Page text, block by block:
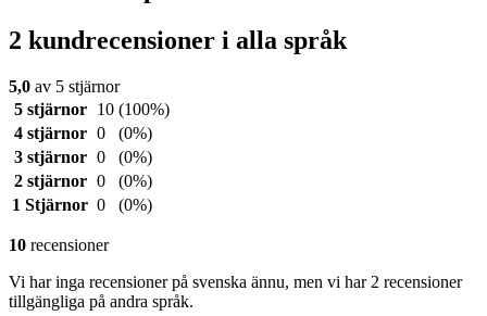
2 kundrecensioner i alla språk
5,0 av 5 stjärnor
5 stjärnor
10 (100%)
4 stjärnor 0
(0%)
3 stjärnor 0
(0%)
2 stjärnor 0
(0%)
1 Stjärnor 0 (0%)
10 recensioner
Vi har inga recensioner på svenska ännu, men vi har 2 recensioner
tillgängliga på andra språk.